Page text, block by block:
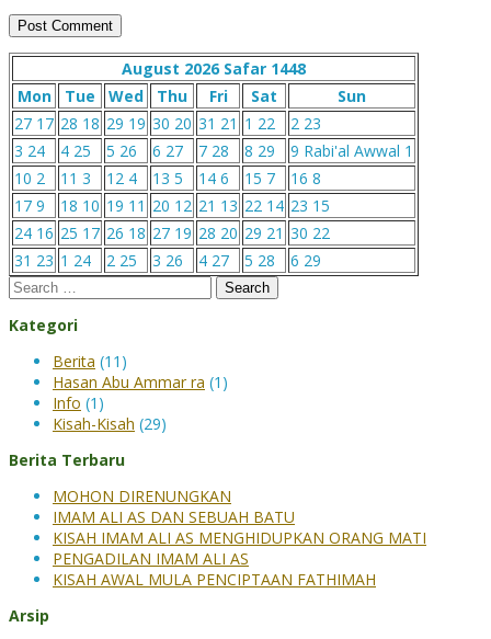
August 2026 Safar 1448
Mon
Tue Wed Thu Fri Sat
Sun
27 17 28 18 29 19 30 20 31 21 1 22 2 23
3 24 4 25 5 26 6 27 7 28 8 29 9 Rabi'al Awwal 1
10 2 11 3 12 4 13 5 14 6 15 7 16 8
17 9 18 10 19 11 20 12 21 13 22 14 23 15
24 16 25 17 26 18 27 19 28 20 29 21 30 22
31 23 1 24 2 25 3 26 4 27 5 28 6 29
Kategori
Berita (11)
Hasan Abu Ammar ra (1)
Info (1)
Kisah-Kisah (29)
Berita Terbaru
MOHON DIRENUNGKAN
IMAM ALI AS DAN SEBUAH BATU
KISAH IMAM ALI AS MENGHIDUPKAN ORANG MATI
PENGADILAN IMAM ALI AS
KISAH AWAL MULA PENCIPTAAN FATHIMAH
Arsip